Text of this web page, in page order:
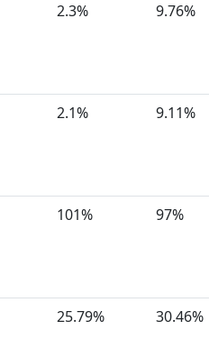
2.3% 9.76%
2.1% 9.11%
101% 97%
25.79% 30.46%